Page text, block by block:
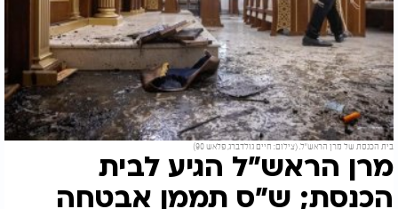
בית הכנסת של מרן הראש"ל. (צילום: חיים גולדברג, פלאש 90)
מרן הראש"ל הגיע לבית
הכנסת; ש"ס תממן אבטחה